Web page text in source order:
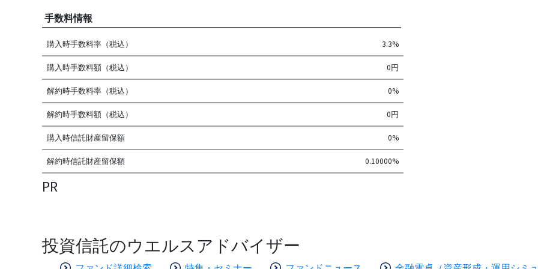
手数料情報
購入時手数料率（税込） 3.3%
購入時手数料額（税込） 0円
解約時手数料率（税込） 0%
解約時手数料額（税込） 0円
購入時信託財産留保額 0%
解約時信託財産留保額 0.10000%
PR
投資信託のウエルスアドバイザー